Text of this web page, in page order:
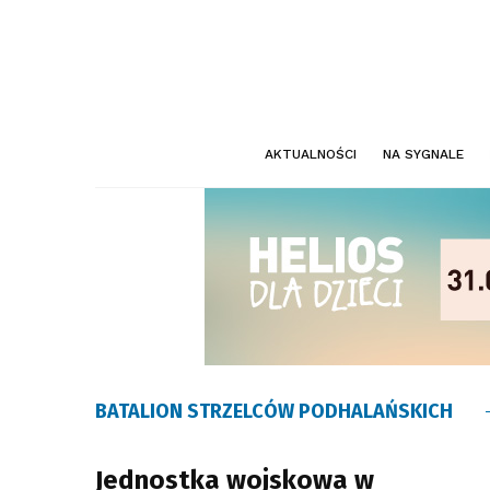
AKTUALNOŚCI NA SYGNALE
BATALION STRZELCÓW PODHALAŃSKICH
Jednostka wojskowa w